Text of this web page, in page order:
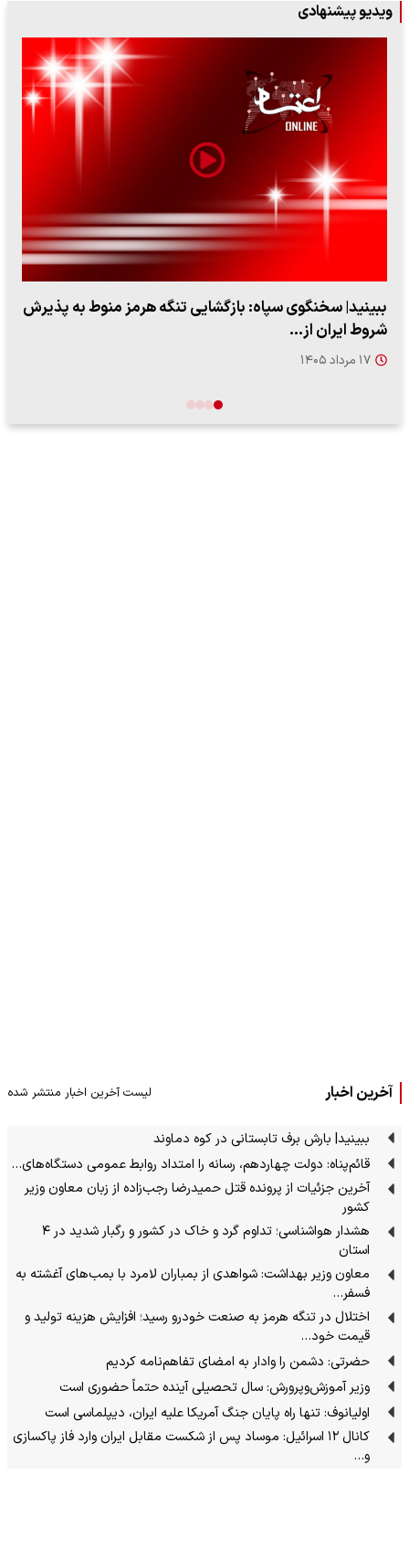
ویدیو پیشنهادی
ببینید| سخنگوی سپاه: بازگشایی تنگه هرمز منوط به پذیرش
شروط ایران از…
۱۷ مرداد ۱۴۰۵
آخرین اخبار لیست آخرین اخبار منتشر شده
ببینید| بارش برف تابستانی در کوه دماوند
قائم‌پناه: دولت چهاردهم، رسانه را امتداد روابط عمومی دستگاه‌های…
آخرین جزئیات از پرونده قتل حمیدرضا رجب‌زاده از زبان معاون وزیر
کشور
هشدار هواشناسی؛ تداوم گرد و خاک در کشور و رگبار شدید در ۴
استان
معاون وزیر بهداشت: شواهدی از بمباران لامرد با بمب‌های آغشته به
فسفر…
اختلال در تنگه هرمز به صنعت خودرو رسید؛ افزایش هزینه تولید و
قیمت خود…
حضرتی: دشمن را وادار به امضای تفاهم‌نامه کردیم
وزیر آموزش‌وپرورش: سال تحصیلی آینده حتماً حضوری است
اولیانوف: تنها راه پایان جنگ آمریکا علیه ایران، دیپلماسی است
کانال ۱۲ اسرائیل: موساد پس از شکست مقابل ایران وارد فاز پاکسازی
و…